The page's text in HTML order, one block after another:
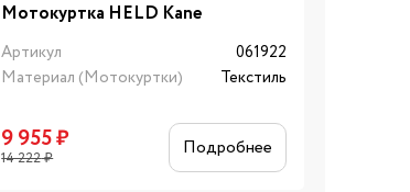
Мотокуртка HELD Kane
Артикул
061922
Материал (Мотокуртки)
Текстиль
9 955₽
14 222₽ Подробнее